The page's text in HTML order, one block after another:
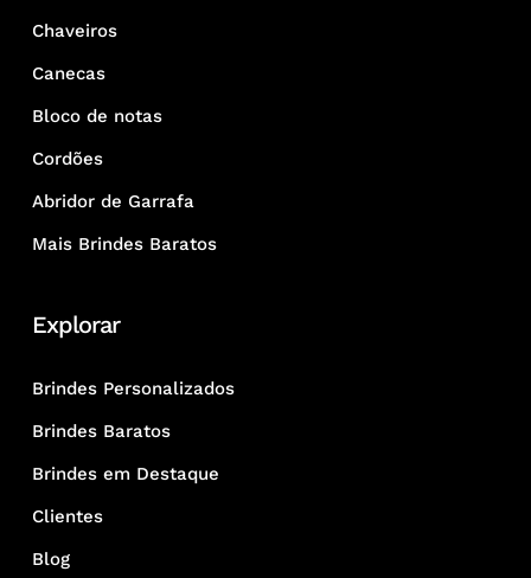
Chaveiros
Canecas
Bloco de notas
Cordões
Abridor de Garrafa
Mais Brindes Baratos
Explorar
Brindes Personalizados
Brindes Baratos
Brindes em Destaque
Clientes
Blog